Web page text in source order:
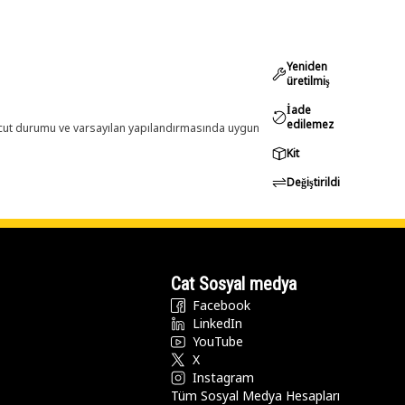
durumu ve varsayılan yapılandırmasında uygun
Yeniden
üretilmiş
İade
edilemez
Kit
Değiştirildi
Cat Sosyal medya
Facebook
LinkedIn
YouTube
X
Instagram
Tüm Sosyal Medya Hesapları